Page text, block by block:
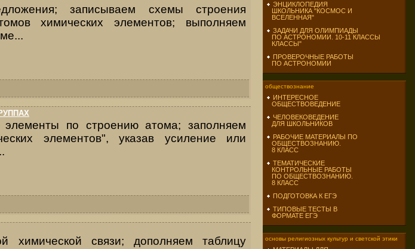
записываем схемы строения
химических элементов; выполняем
элементы по строению атома; заполняем
элементов", указав усиление или
химической связи; дополняем таблицу
ЭНЦИКЛОПЕДИЯ
ШКОЛЬНИКА "КОСМОС И
ВСЕЛЕННАЯ"
ЗАДАЧИ ДЛЯ ОЛИМПИАДЫ
ПО АСТРОНОМИИ. 10-11 КЛАССЫ
КЛАССЫ"
ПРОВЕРОЧНЫЕ РАБОТЫ
ПО АСТРОНОМИИ
обществознание
ИНТЕРЕСНОЕ
ОБЩЕСТВОВЕДЕНИЕ
ЧЕЛОВЕКОВЕДЕНИЕ
ДЛЯ ШКОЛЬНИКОВ
РАБОЧИЕ МАТЕРИАЛЫ ПО
ОБЩЕСТВОЗНАНИЮ.
8 КЛАСС
ТЕМАТИЧЕСКИЕ
КОНТРОЛЬНЫЕ РАБОТЫ
ПО ОБЩЕСТВОЗНАНИЮ.
8 КЛАСС
ПОДГОТОВКА К ЕГЭ
ТИПОВЫЕ ТЕСТЫ В
ФОРМАТЕ ЕГЭ
основы религиозных культур и светской этики